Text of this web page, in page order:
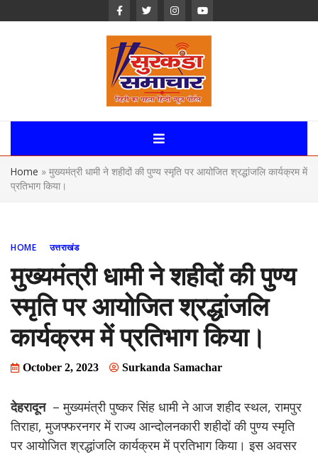
Surkanda
Samachar:
Uttarakhand,
Home » मुख्यमंत्री धामी ने शहीदों की पुण्य स्मृति पर आयोजित श्रद्धांजलि कार्यक्रम में
प्रतिभाग किया।
HOME उत्तराखंड
मुख्यमंत्री धामी ने शहीदों की पुण्य
स्मृति पर आयोजित श्रद्धांजलि
कार्यक्रम में प्रतिभाग किया।
October 2, 2023 Surkanda Samachar
देहरादून– मुख्यमंत्री पुष्कर सिंह धामी ने आज शहीद स्थल, रामपुर
तिराहा, मुजफ्फरनगर में राज्य आन्दोलनकारी शहीदों की पुण्य स्मृति
पर आयोजित श्रद्धांजलि कार्यक्रम में प्रतिभाग किया। इस अवसर